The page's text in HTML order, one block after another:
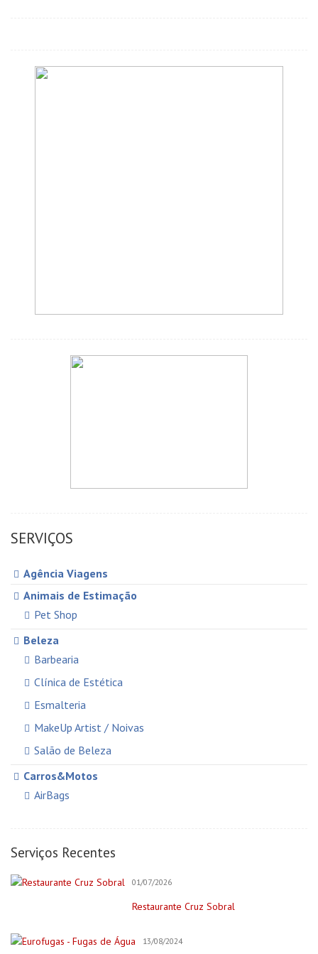
SERVIÇOS
Agência Viagens
Animais de Estimação
Pet Shop
Beleza
Barbearia
Clínica de Estética
Esmalteria
MakeUp Artist / Noivas
Salão de Beleza
Carros&Motos
AirBags
Pintores
Creche/Jardim Infância
Serviços Recentes
01/07/2026
Restaurante Cruz Sobral
13/08/2024